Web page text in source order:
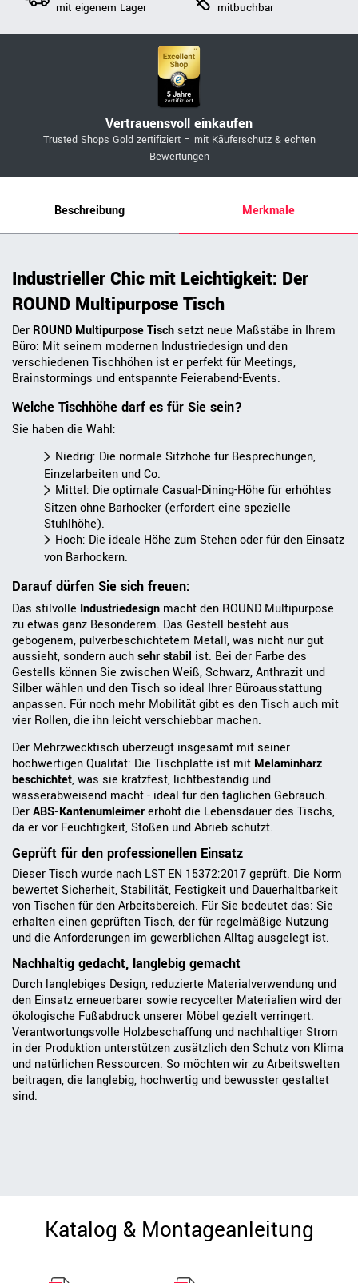
mit eigenem Lager mitbuchbar
Vertrauensvoll einkaufen
Trusted Shops Gold zertifiziert – mit Käuferschutz & echten
Bewertungen
Beschreibung Merkmale
Industrieller Chic mit Leichtigkeit: Der
ROUND Multipurpose Tisch
Der ROUND Multipurpose Tisch setzt neue Maßstäbe in Ihrem
Büro: Mit seinem modernen Industriedesign und den
verschiedenen Tischhöhen ist er perfekt für Meetings,
Brainstormings und entspannte Feierabend-Events.
Welche Tischhöhe darf es für Sie sein?
Sie haben die Wahl:
Niedrig: Die normale Sitzhöhe für Besprechungen,
Einzelarbeiten und Co.
Mittel: Die optimale Casual-Dining-Höhe für erhöhtes
Sitzen ohne Barhocker (erfordert eine spezielle
Stuhlhöhe).
Hoch: Die ideale Höhe zum Stehen oder für den Einsatz
von Barhockern.
Darauf dürfen Sie sich freuen:
Das stilvolle Industriedesign macht den ROUND Multipurpose
zu etwas ganz Besonderem. Das Gestell besteht aus
gebogenem, pulverbeschichtetem Metall, was nicht nur gut
aussieht, sondern auchsehr stabil ist. Bei der Farbe des
Gestells können Sie zwischen Weiß, Schwarz, Anthrazit und
Silber wählen und den Tisch so ideal Ihrer Büroausstattung
anpassen. Für noch mehr Mobilität gibt es den Tisch auch mit
vier Rollen, die ihn leicht verschiebbar machen.
Der Mehrzwecktisch überzeugt insgesamt mit seiner
hochwertigen Qualität: Die Tischplatte ist mit Melaminharz
beschichtet, was sie kratzfest, lichtbeständig und
wasserabweisend macht - ideal für den täglichen Gebrauch.
DerABS-Kantenumleimererhöht die Lebensdauer des Tischs,
da er vor Feuchtigkeit, Stößen und Abrieb schützt.
Geprüft für den professionellen Einsatz
Dieser Tisch wurde nach LST EN 15372:2017 geprüft. Die Norm
bewertet Sicherheit, Stabilität, Festigkeit und Dauerhaltbarkeit
von Tischen für den Arbeitsbereich. Für Sie bedeutet das: Sie
erhalten einen geprüften Tisch, der für regelmäßige Nutzung
und die Anforderungen im gewerblichen Alltag ausgelegt ist.
Nachhaltig gedacht, langlebig gemacht
Durch langlebiges Design, reduzierte Materialverwendung und
den Einsatz erneuerbarer sowie recycelter Materialien wird der
ökologische Fußabdruck unserer Möbel gezielt verringert.
Verantwortungsvolle Holzbeschaffung und nachhaltiger Strom
in der Produktion unterstützen zusätzlich den Schutz von Klima
und natürlichen Ressourcen. So möchten wir zu Arbeitswelten
beitragen, die langlebig, hochwertig und bewusster gestaltet
sind.
Katalog & Montageanleitung